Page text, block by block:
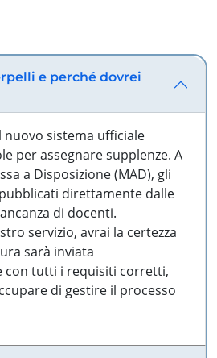
e perché dovrei
sistema ufficiale
per assegnare supplenze. A
a Disposizione (MAD), gli
direttamente dalle
di docenti.
servizio, avrai la certezza
sarà inviata
con tutti i requisiti corretti,
di gestire il processo